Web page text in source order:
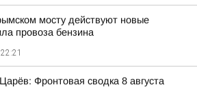
мосту действуют новые
провоза бензина
Фронтовая сводка 8 августа